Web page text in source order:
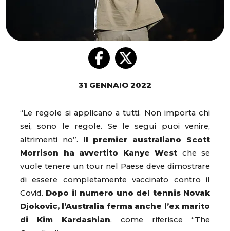
31 GENNAIO 2022
“Le regole si applicano a tutti. Non importa chi
sei, sono le regole. Se le segui puoi venire,
altrimenti no”. Il premier australiano Scott
Morrison ha avvertito Kanye West che se
vuole tenere un tour nel Paese deve dimostrare
di essere completamente vaccinato contro il
Covid. Dopo il numero uno del tennis Novak
Djokovic, l’Australia ferma anche l’ex marito
di Kim Kardashian, come riferisce “The